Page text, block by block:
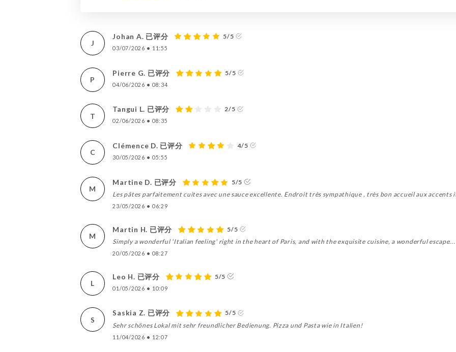
J
Johan A. 已评分 5/5
03/07/2026 • 11:55
P
Pierre G. 已评分 5/5
04/06/2026 • 08:34
T
Tangui L. 已评分 2/5
02/06/2026 • 08:35
C
Clémence D. 已评分 4/5
30/05/2026 • 05:55
M
Martine D. 已评分
5/5
Les pâtes parfaitement cuites avec une sauce excellente. Endroit très sympathique , très bon accueil aux accents
23/05/2026 • 06:29
M
Martin H. 已评分
5/5
Simply a wonderful 'Italian feeling' right in the heart of Paris, and with the exquisite cuisine, a wonderful
20/05/2026 • 08:27
L
Leo H. 已评分 5/5
01/05/2026 • 10:09
S
Saskia Z. 已评分
5/5
Sehr schönes Lokal mit sehr freundlicher Bedienung. Pizza und Pasta wie in Italien!
11/04/2026 • 12:07